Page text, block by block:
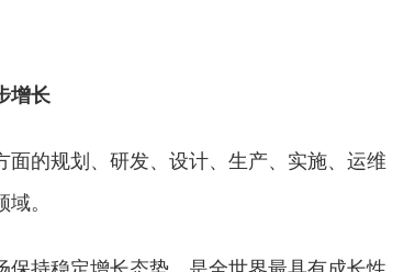
增长
的规划、研发、设计、生产、实施、运维
。